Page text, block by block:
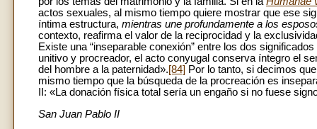
actos sexuales, al mismo tiempo quiere mostrar que ese
íntima estructura, mientras une profundamente a los
contexto, reafirma el valor de la reciprocidad y la
Existe una “inseparable conexión” entre los dos
unitivo y procreador, el acto conyugal conserva íntegro el
del hombre a la paternidad».[84] Por lo tanto, si decimos
mismo tiempo que la búsqueda de la procreación es
II: «La donación física total sería un engaño si no fuese
San Juan Pablo II